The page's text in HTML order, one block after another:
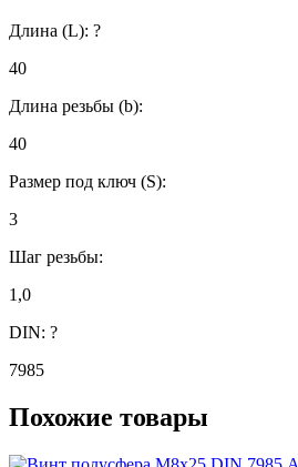
Длина (L): ?
40
Длина резьбы (b):
40
Размер под ключ (S):
3
Шаг резьбы:
1,0
DIN: ?
7985
Похожие товары